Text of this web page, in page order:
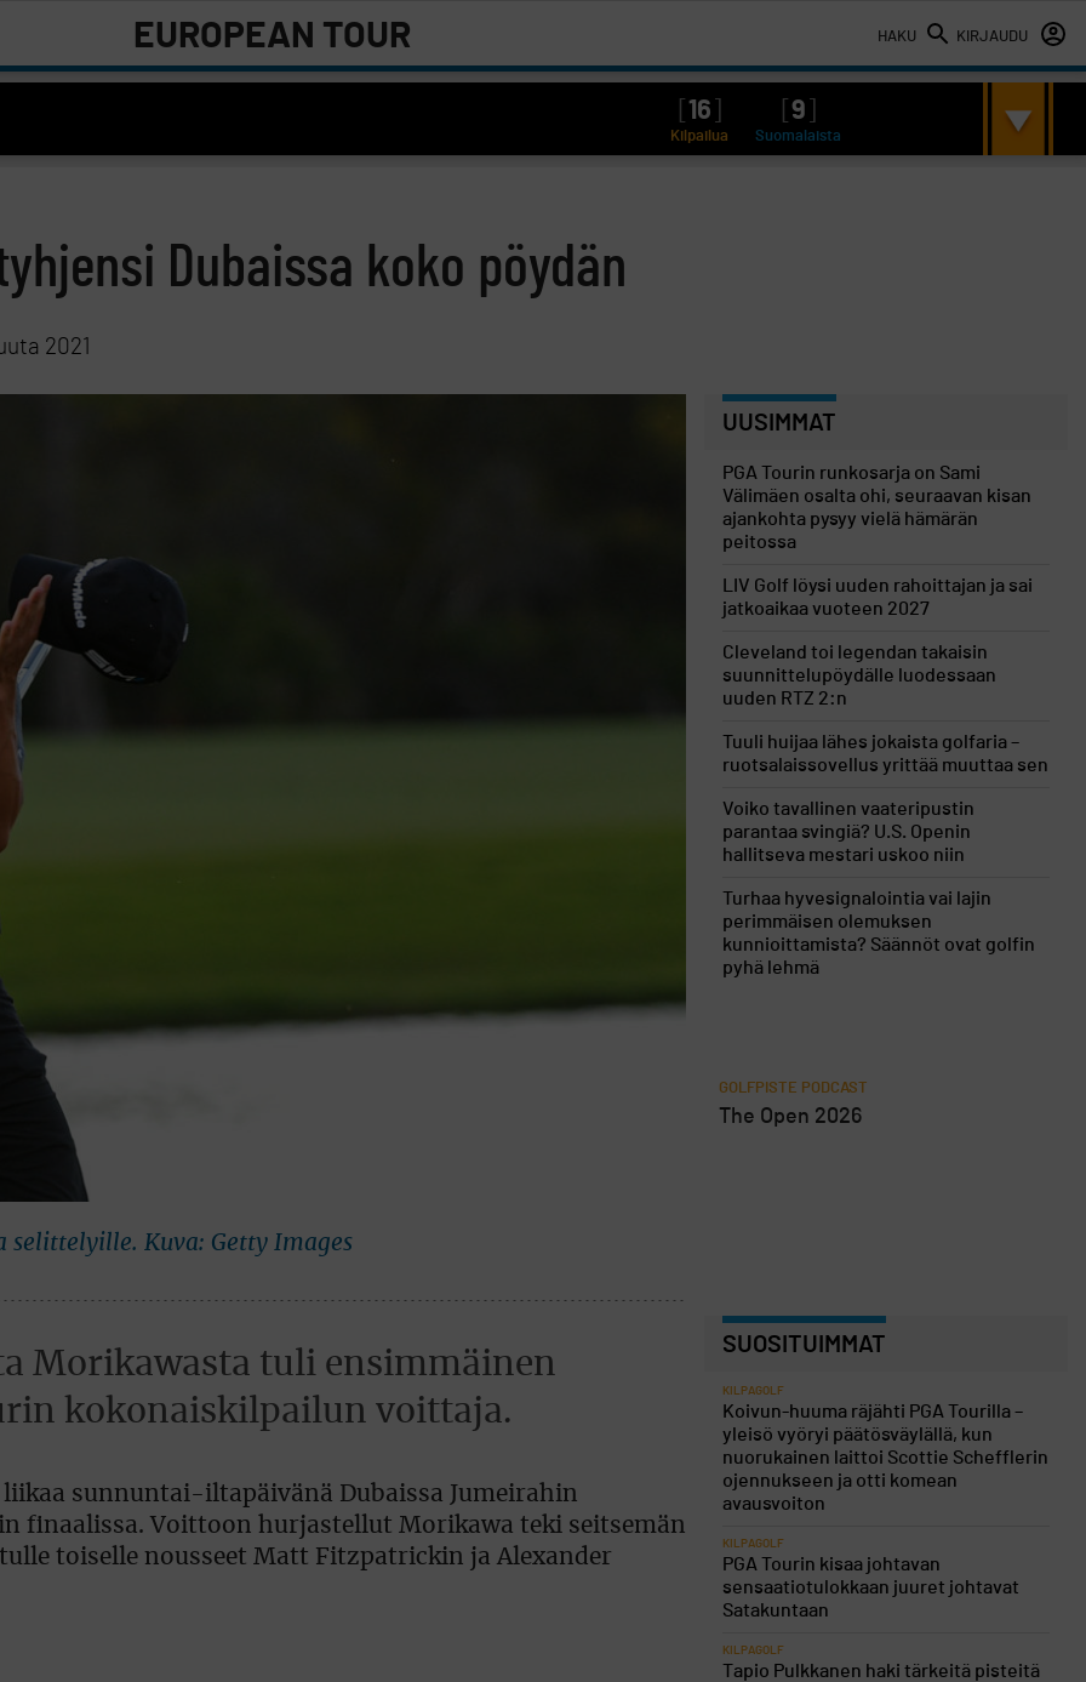
HAKU KIRJAUDU
EUROPEAN TOUR
16 9
Kilpailua Suomalaista
Dubaissa koko pöydän
2021
Kuva: Getty Images
Morikawasta tuli ensimmäinen
kokonaiskilpailun voittaja.
sunnuntai-iltapäivänä Dubaissa Jumeirahin
finaalissa. Voittoon hurjastellut Morikawa teki seitsemän
toiselle nousseet Matt Fitzpatrickin ja Alexander
UUSIMMAT
PGA Tourin runkosarja on Sami
Välimäen osalta ohi, seuraavan kisan
ajankohta pysyy vielä hämärän
peitossa
LIV Golf löysi uuden rahoittajan ja sai
jatkoaikaa vuoteen 2027
Cleveland toi legendan takaisin
suunnittelupöydälle luodessaan
uuden RTZ 2:n
Tuuli huijaa lähes jokaista golfaria –
ruotsalaissovellus yrittää muuttaa sen
Voiko tavallinen vaateripustin
parantaa svingiä? U.S. Openin
hallitseva mestari uskoo niin
Turhaa hyvesignalointia vai lajin
perimmäisen olemuksen
kunnioittamista? Säännöt ovat golfin
pyhä lehmä
GOLFPISTE PODCAST
The Open 2026
SUOSITUIMMAT
KILPAGOLF
Koivun-huuma räjähti PGA Tourilla –
yleisö vyöryi päätösväylällä, kun
nuorukainen laittoi Scottie Schefflerin
ojennukseen ja otti komean
avausvoiton
KILPAGOLF
PGA Tourin kisaa johtavan
sensaatiotulokkaan juuret johtavat
Satakuntaan
KILPAGOLF
Tapio Pulkkanen haki tärkeitä pisteitä